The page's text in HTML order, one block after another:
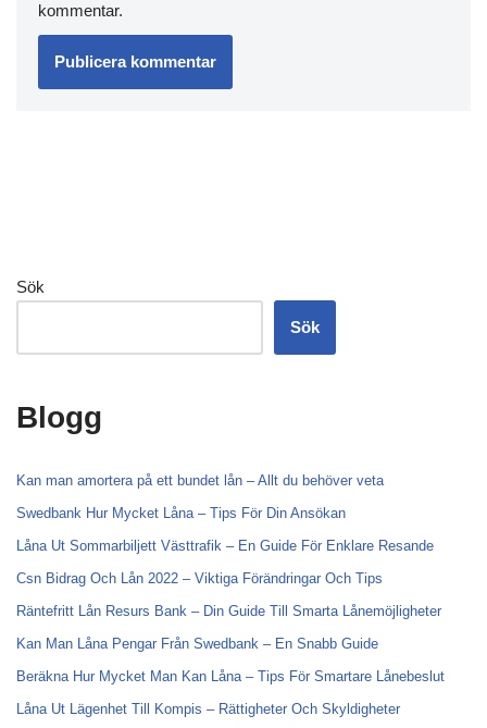
kommentar.
Sök
Sök
Blogg
Kan man amortera på ett bundet lån – Allt du behöver veta
Swedbank Hur Mycket Låna – Tips För Din Ansökan
Låna Ut Sommarbiljett Västtrafik – En Guide För Enklare Resande
Csn Bidrag Och Lån 2022 – Viktiga Förändringar Och Tips
Räntefritt Lån Resurs Bank – Din Guide Till Smarta Lånemöjligheter
Kan Man Låna Pengar Från Swedbank – En Snabb Guide
Beräkna Hur Mycket Man Kan Låna – Tips För Smartare Lånebeslut
Låna Ut Lägenhet Till Kompis – Rättigheter Och Skyldigheter